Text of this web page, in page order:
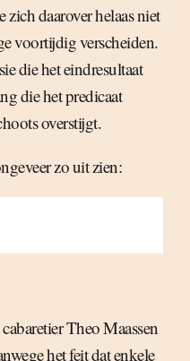
zich daarover helaas niet
voortijdig verscheiden.
die het eindresultaat
die het predicaat
overstijgt.
zo uit zien:
Theo Maassen
het feit dat enkele